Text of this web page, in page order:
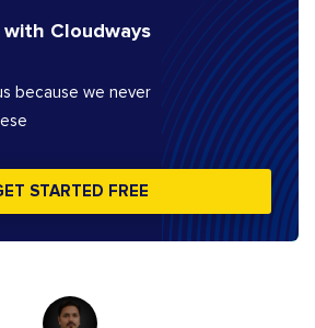
Cloudways
because we never
STARTED FREE